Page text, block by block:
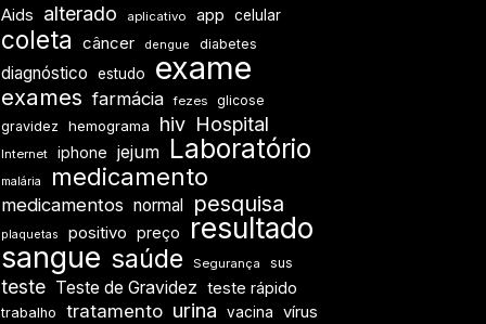
Aids alterado aplicativo app celular
coleta câncer dengue diabetes
diagnóstico estudo exame
exames farmácia fezes
glicose
gravidez
hemograma hiv Hospital
Internet iphone jejum Laboratório
malária medicamento
medicamentos normal pesquisa
plaquetas positivo preço resultado
sangue saúde Segurança sus
teste Teste de Gravidez teste rápido
trabalho tratamento urina vacina vírus